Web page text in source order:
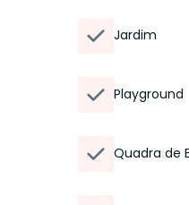
Jardim
Playground
Quadra de